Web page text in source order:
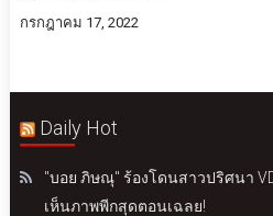
กรกฎาคม 17, 2022
Daily Hot
"บอย ภิษณุ" ร้องโดนสาวปริศนา
เห็นภาพพีกสุดตอนเฉลย!